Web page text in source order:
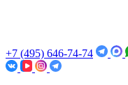
+7 (495) 646-74-74